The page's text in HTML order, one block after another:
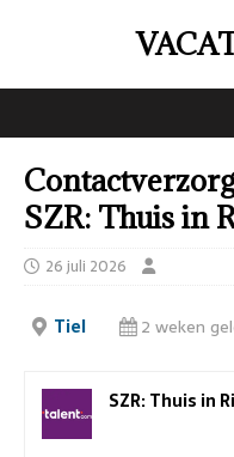
SZR: Thuis in
26 juli 2026
Tiel 2 weken
SZR: Thuis in